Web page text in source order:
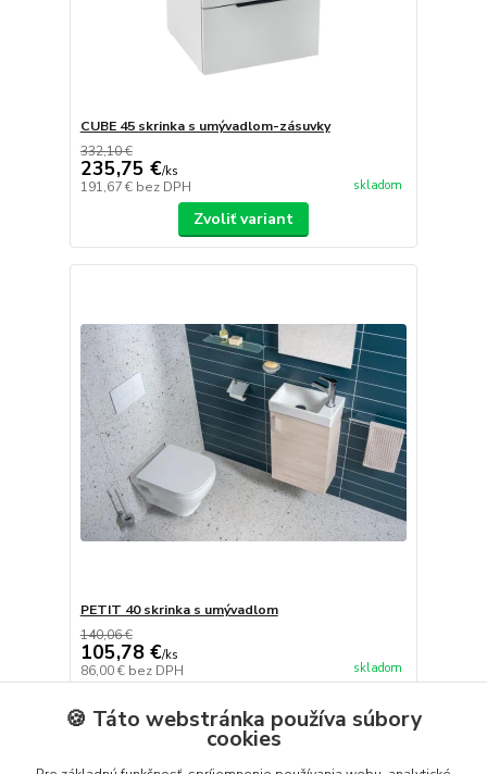
CUBE 45 skrinka s umývadlom-zásuvky
332,10 €
235,75 €/ks
191,67 € bez DPH skladom
Zvoliť variant
PETIT 40 skrinka s umývadlom
140,06 €
105,78 €/ks
86,00 € bez DPH skladom
🍪 Táto webstránka používa súbory
cookies